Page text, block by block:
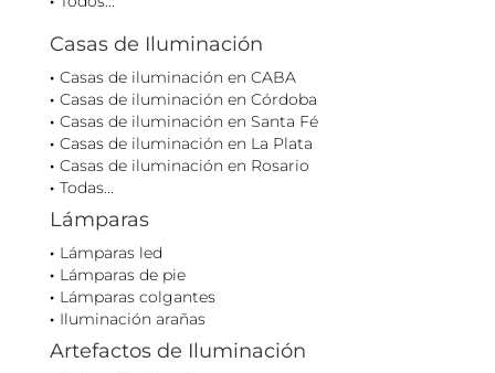
Casas de Iluminación
Casas de iluminación en CABA
Casas de iluminación en Córdoba
Casas de iluminación en Santa Fé
Casas de iluminación en La Plata
Casas de iluminación en Rosario
Todas...
Lámparas
Lámparas led
Lámparas de pie
Lámparas colgantes
Iluminación arañas
Artefactos de Iluminación